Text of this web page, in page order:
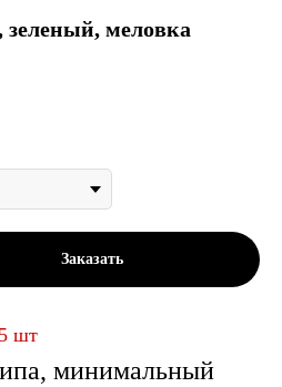
зеленый, меловка
Заказать
шт
минимальный